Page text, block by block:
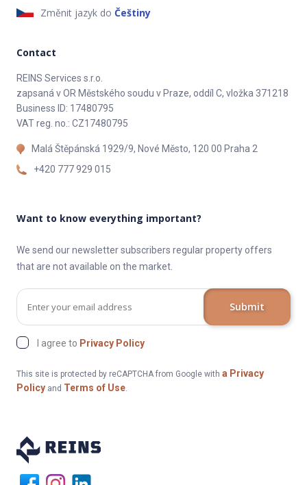
DALŠÍ VÝBAVA BYTU
Okna: Plastová se žaluziemi
Bezpečnost: Zabezpečení bezpečnostními dveřmi
VÝHODY:
CENA BYTU
6 000 000 Kč
VÝMĚNA NEMOVITOSTI:
kolegové se přijdou podívat na vaši starou nemovitost.
FOTOGRAFIE
Změnit jazyk do Češtiny
Contact
REINS Services s.r.o.
zapsaná v OR Městského soudu v Praze, oddíl C, vložka 371218
Business ID: 17480795
VAT reg. no.: CZ17480795
Malá Štěpánská 1929/9, Nové Město, 120 00 Praha 2
+420 777 929 015
Want to know everything important?
We send our newsletter subscribers regular property offers
that are not available on the market.
Submit
I agree to Privacy Policy
This site is protected by reCAPTCHA from Google with a Privacy
Policy and Terms of Use.